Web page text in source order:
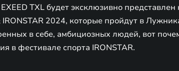
TXL будет эксклюзивно представлен
2024, которые пройдут в
в себе, амбициозных людей, вот
в фестивале спорта IRONSTAR.